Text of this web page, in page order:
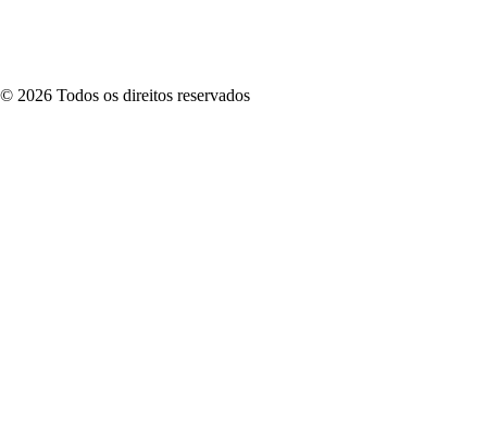
© 2026 Todos os direitos reservados